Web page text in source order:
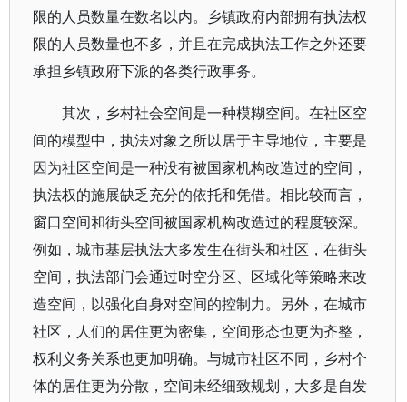
限的人员数量在数名以内。乡镇政府内部拥有执法权
限的人员数量也不多，并且在完成执法工作之外还要
承担乡镇政府下派的各类行政事务。
其次，乡村社会空间是一种模糊空间。在社区空
间的模型中，执法对象之所以居于主导地位，主要是
因为社区空间是一种没有被国家机构改造过的空间，
执法权的施展缺乏充分的依托和凭借。相比较而言，
窗口空间和街头空间被国家机构改造过的程度较深。
例如，城市基层执法大多发生在街头和社区，在街头
空间，执法部门会通过时空分区、区域化等策略来改
造空间，以强化自身对空间的控制力。另外，在城市
社区，人们的居住更为密集，空间形态也更为齐整，
权利义务关系也更加明确。与城市社区不同，乡村个
体的居住更为分散，空间未经细致规划，大多是自发